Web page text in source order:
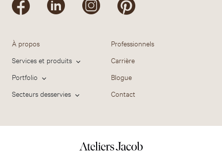
À propos
Services et produits
Portfolio
Secteurs desservies
Professionnels
Carrière
Blogue
Contact